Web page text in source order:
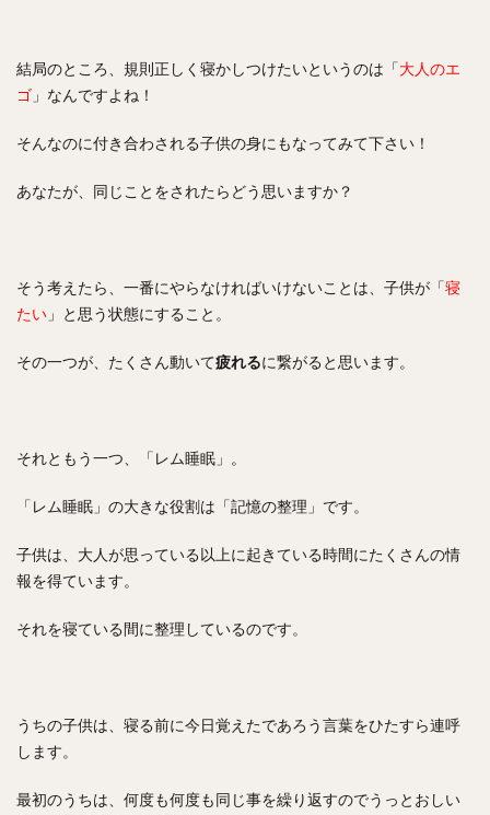
結局のところ、規則正しく寝かしつけたいというのは「大人のエ
ゴ 」なんですよね！
そんなのに付き合わされる子供の身にもなってみて下さい！
あなたが、同じことをされたらどう思いますか？
そう考えたら、一番にやらなければいけないことは、子供が「寝
たい 」と思う状態にすること。
その一つが、たくさん動いて疲れるに繋がると思います。
それともう一つ、「レム睡眠」。
「レム睡眠」の大きな役割は「記憶の整理」です。
子供は、大人が思っている以上に起きている時間にたくさんの情
報を得ています。
それを寝ている間に整理しているのです。
うちの子供は、寝る前に今日覚えたであろう言葉をひたすら連呼
します。
最初のうちは、何度も何度も同じ事を繰り返すのでうっとおしい